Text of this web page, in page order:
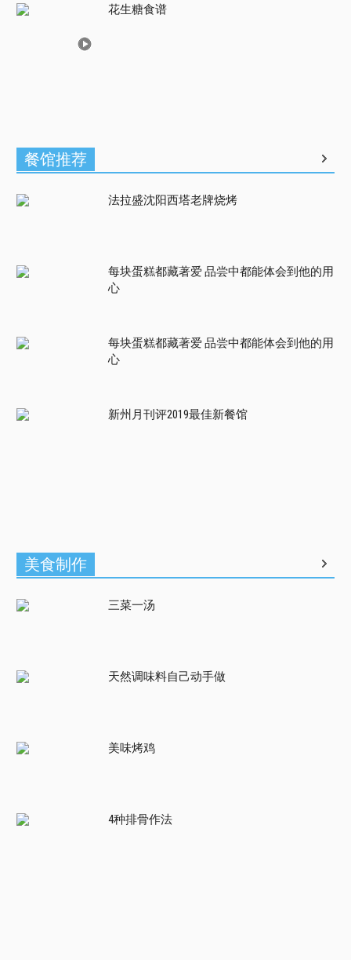
花生糖食谱
餐馆推荐
法拉盛沈阳西塔老牌烧烤
每块蛋糕都藏著爱 品尝中都能体会到他的用
心
每块蛋糕都藏著爱 品尝中都能体会到他的用
心
新州月刊评2019最佳新餐馆
美食制作
三菜一汤
天然调味料自己动手做
美味烤鸡
4种排骨作法